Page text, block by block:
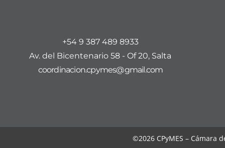
+54 9 387 489 8933
Av. del Bicentenario 58 - Of 20, Salta
coordinacion.cpymes@gmail.com
©2026 CPyMES – Cámara